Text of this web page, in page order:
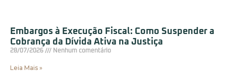
Embargos à Execução Fiscal: Como Suspender a
Cobrança da Dívida Ativa na Justiça
28/07/2026 Nenhum comentário
Leia Mais »